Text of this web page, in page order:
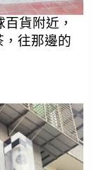
貨附近，
往那邊的